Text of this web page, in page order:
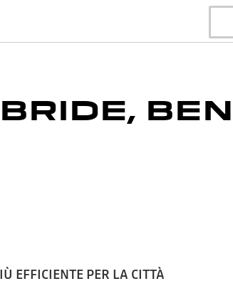
EFFICIENTE PER LA CITTÀ